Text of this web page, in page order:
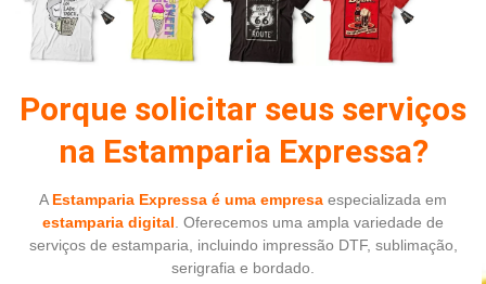
Porque solicitar seus serviços
na Estamparia Expressa?
A Estamparia Expressa é uma empresa especializada em
estamparia digital . Oferecemos uma ampla variedade de
serviços de estamparia, incluindo impressão DTF, sublimação,
serigrafia e bordado.